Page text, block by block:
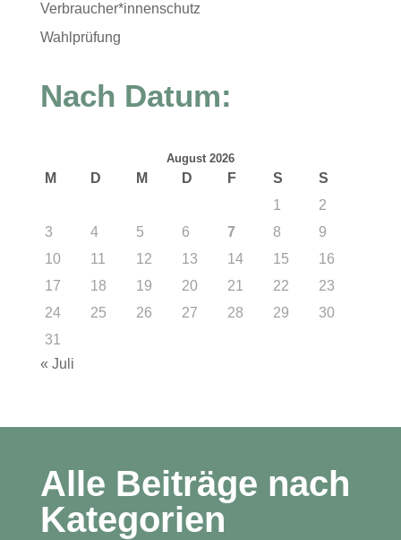
Verbraucher*innenschutz
Wahlprüfung
Nach Datum:
August 2026
M D M D F S
S
1
2
3
4 5 6 7 8
9
10
11 12 13 14 15
16
17
18 19 20 21 22
23
24
25 26 27 28 29
30
31
« Juli
Alle Beiträge nach
Kategorien